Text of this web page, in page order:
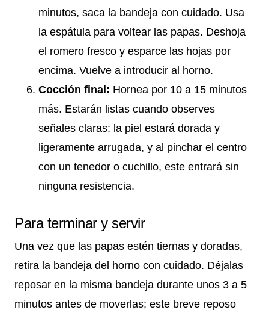
minutos, saca la bandeja con cuidado. Usa
la espátula para voltear las papas. Deshoja
el romero fresco y esparce las hojas por
encima. Vuelve a introducir al horno.
Cocción final: Hornea por 10 a 15 minutos
más. Estarán listas cuando observes
señales claras: la piel estará dorada y
ligeramente arrugada, y al pinchar el centro
con un tenedor o cuchillo, este entrará sin
ninguna resistencia.
Para terminar y servir
Una vez que las papas estén tiernas y doradas,
retira la bandeja del horno con cuidado. Déjalas
reposar en la misma bandeja durante unos 3 a 5
minutos antes de moverlas; este breve reposo